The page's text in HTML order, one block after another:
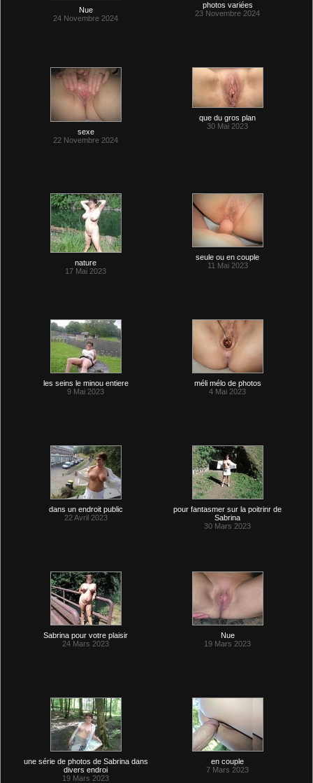
Nue
24 Novembre 2024
photos variées
23 Novembre 2024
sexe
22 Novembre 2024
que du gros plan
30 Mai 2023
nature
17 Mai 2023
seule ou en couple
11 Mai 2023
les seins le minou entiere
9 Mai 2023
méli mélo de photos
4 Mai 2023
dans un endroit public
22 Avril 2023
pour fantasmer sur la poitrinr de
Sabrina
30 Mars 2023
Sabrina pour votre plaisir
24 Mars 2023
Nue
19 Mars 2023
une série de photos de Sabrina dans
divers endroi
19 Mars 2023
en couple
7 Mars 2023